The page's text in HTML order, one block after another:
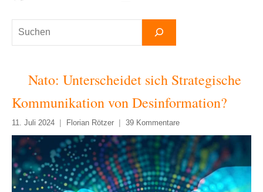
Suchen
Twitter
Nato: Unterscheidet sich Strategische
Kommunikation von Desinformation?
11. Juli 2024 Florian Rötzer 39 Kommentare